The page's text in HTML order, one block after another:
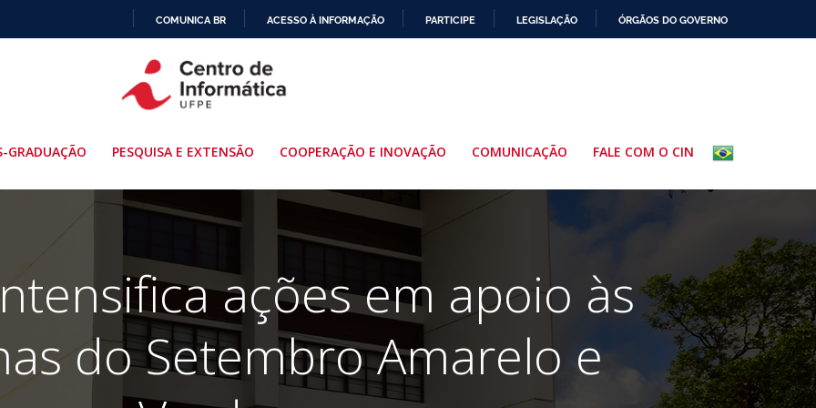
PARA
O
COMUNICA BR ACESSO À INFORMAÇÃO PARTICIPE LEGISLAÇÃO ÓRGÃOS DO GOVERNO
GRADUAÇÃO PESQUISA E EXTENSÃO COOPERAÇÃO E INOVAÇÃO COMUNICAÇÃO FALE COM O CIN
ações em apoio às
do Setembro Amarelo e